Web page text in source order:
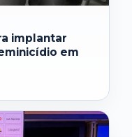
implantar
em